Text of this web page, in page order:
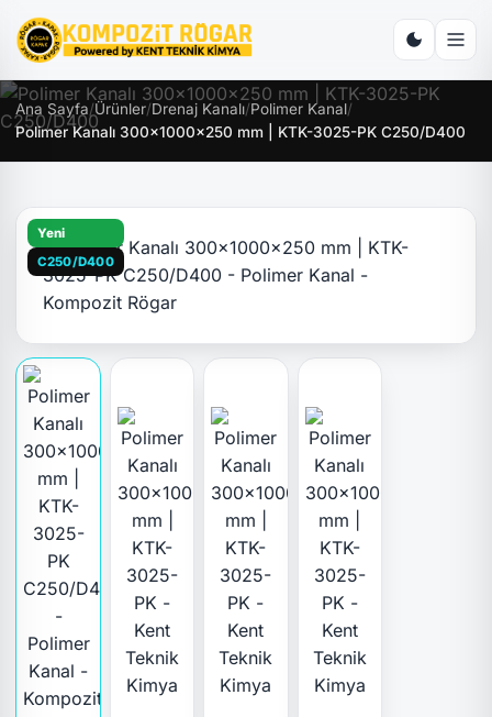
Ana Sayfa/Ürünler/Drenaj Kanalı/Polimer Kanal/
Polimer Kanalı 300x1000x250 mm | KTK-3025-PK C250/D400
Yeni
C250/D400